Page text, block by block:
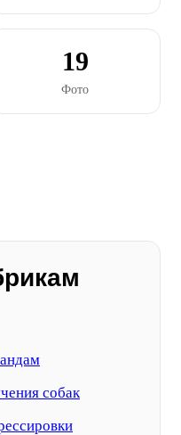
19
Фото
собак